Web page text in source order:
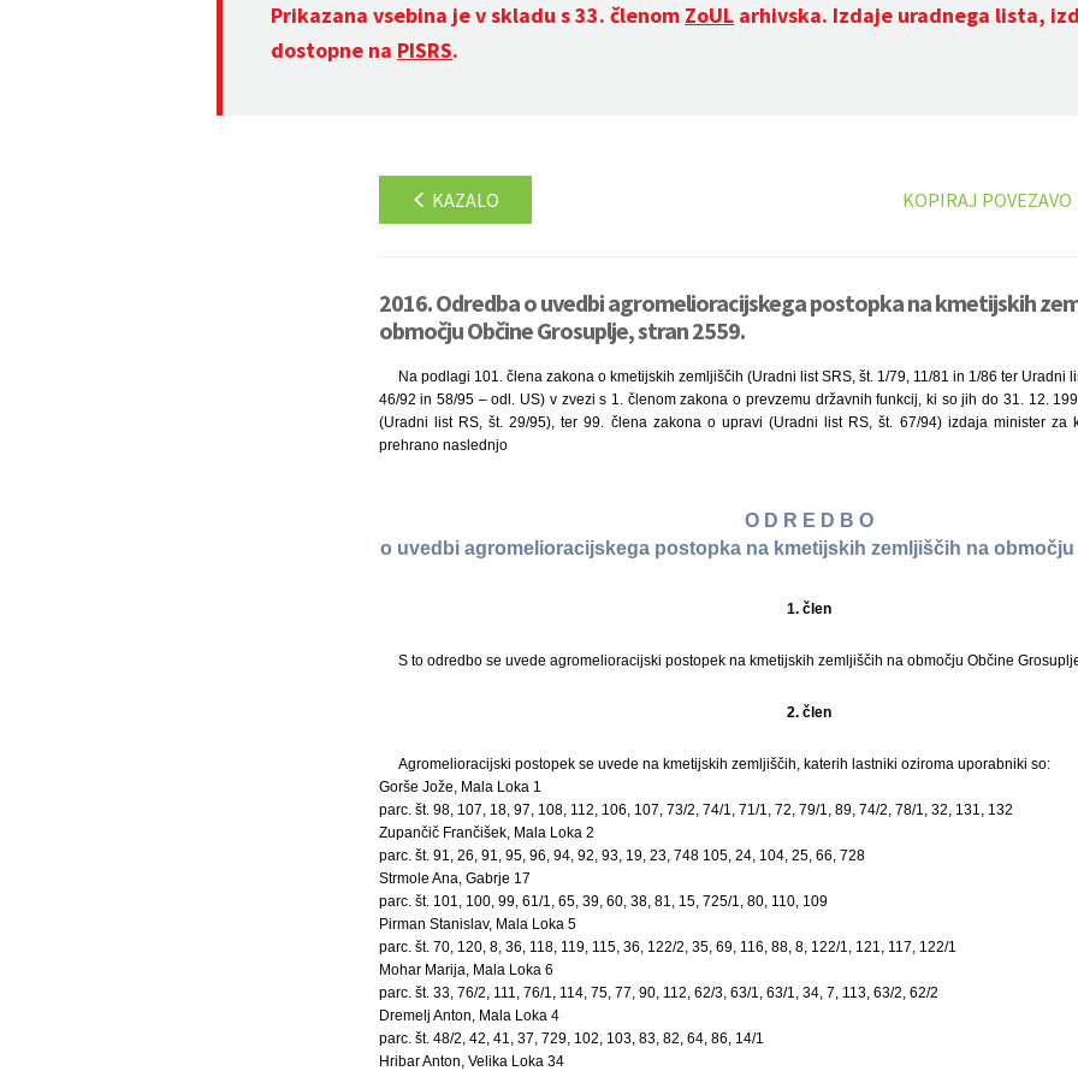
Prikazana vsebina je v skladu s 33. členom ZoUL arhivska. Izdaje uradnega lista,
dostopne na PISRS.
KAZALO KOPIRAJ POVEZAVO
2016. Odredba o uvedbi agromelioracijskega postopka na kmetijskih
območju Občine Grosuplje, stran 2559.
Na podlagi 101. člena zakona o kmetijskih zemljiščih (Uradni list SRS, št. 1/79, 11/81 in 1/86 ter Uradni
46/92 in 58/95 – odl. US) v zvezi s 1. členom zakona o prevzemu državnih funkcij, ki so jih do 31. 12.
(Uradni list RS, št. 29/95), ter 99. člena zakona o upravi (Uradni list RS, št. 67/94) izdaja minister za
prehrano naslednjo
O D R E D B O
o uvedbi agromelioracijskega postopka na kmetijskih zemljiščih na
1. člen
S to odredbo se uvede agromelioracijski postopek na kmetijskih zemljiščih na območju Občine
2. člen
Agromelioracijski postopek se uvede na kmetijskih zemljiščih, katerih lastniki oziroma uporabniki so:
Gorše Jože, Mala Loka 1
parc. št. 98, 107, 18, 97, 108, 112, 106, 107, 73/2, 74/1, 71/1, 72, 79/1, 89, 74/2, 78/1, 32, 131, 132
Zupančič Frančišek, Mala Loka 2
parc. št. 91, 26, 91, 95, 96, 94, 92, 93, 19, 23, 748 105, 24, 104, 25, 66, 728
Strmole Ana, Gabrje 17
parc. št. 101, 100, 99, 61/1, 65, 39, 60, 38, 81, 15, 725/1, 80, 110, 109
Pirman Stanislav, Mala Loka 5
parc. št. 70, 120, 8, 36, 118, 119, 115, 36, 122/2, 35, 69, 116, 88, 8, 122/1, 121, 117, 122/1
Mohar Marija, Mala Loka 6
parc. št. 33, 76/2, 111, 76/1, 114, 75, 77, 90, 112, 62/3, 63/1, 63/1, 34, 7, 113, 63/2, 62/2
Dremelj Anton, Mala Loka 4
parc. št. 48/2, 42, 41, 37, 729, 102, 103, 83, 82, 64, 86, 14/1
Hribar Anton, Velika Loka 34